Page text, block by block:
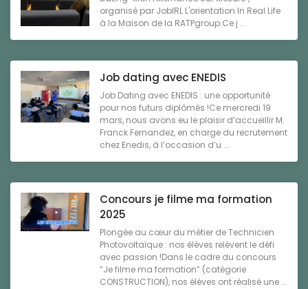
organisé par JobIRL L'orientation In Real Life
à la Maison de la RATPgroup.Ce j ...
Job dating avec ENEDIS
Job Dating avec ENEDIS : une opportunité
pour nos futurs diplômés !Ce mercredi 19
mars, nous avons eu le plaisir d’accueillir M.
Franck Fernandez, en charge du recrutement
chez Enedis, à l’occasion d’u ...
Concours je filme ma formation
2025
Plongée au cœur du métier de Technicien
Photovoltaïque : nos élèves relèvent le défi
avec passion !Dans le cadre du concours
“Je filme ma formation” (catégorie
CONSTRUCTION), nos élèves ont réalisé une ...